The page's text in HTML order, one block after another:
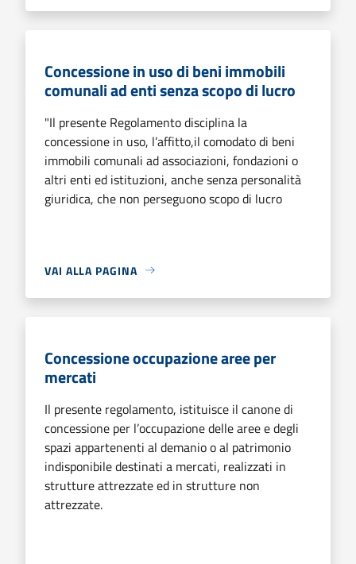
Concessione in uso di beni immobili
comunali ad enti senza scopo di lucro
"Il presente Regolamento disciplina la
concessione in uso, l’affitto,il comodato di beni
immobili comunali ad associazioni, fondazioni o
altri enti ed istituzioni, anche senza personalità
giuridica, che non perseguono scopo di lucro
VAI ALLA PAGINA
Concessione occupazione aree per
mercati
Il presente regolamento, istituisce il canone di
concessione per l’occupazione delle aree e degli
spazi appartenenti al demanio o al patrimonio
indisponibile destinati a mercati, realizzati in
strutture attrezzate ed in strutture non
attrezzate.